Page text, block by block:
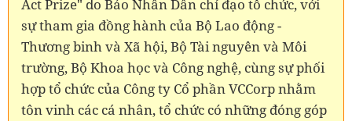
Act Prize" do Báo Nhân Dân chỉ đạo tổ chức, với
sự tham gia đồng hành của Bộ Lao động -
Thương binh và Xã hội, Bộ Tài nguyên và Môi
trường, Bộ Khoa học và Công nghệ, cùng sự phối
hợp tổ chức của Công ty Cổ phần VCCorp nhằm
tôn vinh các cá nhân, tổ chức có những đóng góp